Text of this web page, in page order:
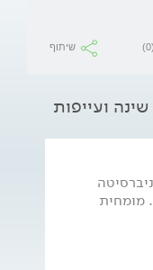
(0) שיתוף
ועייפות
מומחית